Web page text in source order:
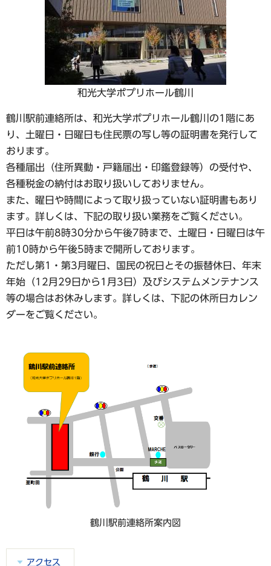
和光大学ポプリホール鶴川
鶴川駅前連絡所は、和光大学ポプリホール鶴川の1階にあ
り、土曜日・日曜日も住民票の写し等の証明書を発行して
おります。
各種届出（住所異動・戸籍届出・印鑑登録等）の受付や、
各種税金の納付はお取り扱いしておりません。
また、曜日や時間によって取り扱っていない証明書もあり
ます。詳しくは、下記の取り扱い業務をご覧ください。
平日は午前8時30分から午後7時まで、土曜日・日曜日は午
前10時から午後5時まで開所しております。
ただし第1・第3月曜日、国民の祝日とその振替休日、年末
年始（12月29日から1月3日）及びシステムメンテナンス
等の場合はお休みします。詳しくは、下記の休所日カレン
ダーをご覧ください。
鶴川駅前連絡所案内図
アクセス